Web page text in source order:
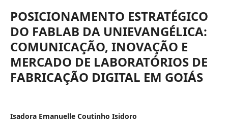
POSICIONAMENTO ESTRATÉGICO
DO FABLAB DA UNIEVANGÉLICA:
COMUNICAÇÃO, INOVAÇÃO E
MERCADO DE LABORATÓRIOS DE
FABRICAÇÃO DIGITAL EM GOIÁS
Isadora Emanuelle Coutinho Isidoro